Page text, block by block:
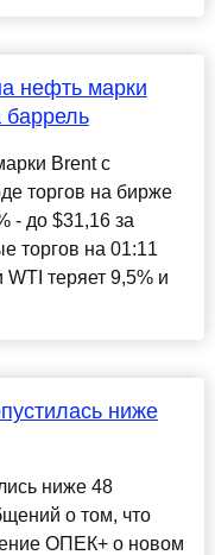
нефть марки
баррель
Brent с
торгов на бирже
- до $31,16 за
торгов на 01:11
теряет 9,5% и
ниже
ниже 48
о том, что
ОПЕК+ о новом